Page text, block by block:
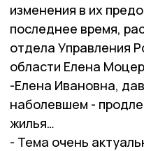
изменения в их
последнее время,
отдела Управления
области Елена
-Елена Ивановна,
наболевшем -
жилья…
- Тема очень